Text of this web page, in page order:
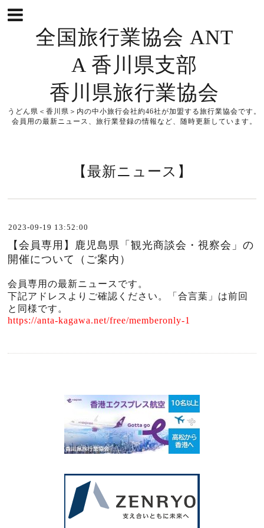
全国旅行業協会 ANT
A 香川県支部
香川県旅行業協会
うどん県＜香川県＞内の中小旅行会社約46社が加盟する旅行業協会です。
会員用の最新ニュース、旅行業登録の情報など、随時更新しています。
【最新ニュース】
2023-09-19 13:52:00
【会員専用】鹿児島県「観光商談会・視察会」の
開催について（ご案内）
会員専用の最新ニュースです。
下記アドレスよりご確認ください。「合言葉」は前回
と同様です。
https://anta-kagawa.net/free/memberonly-1